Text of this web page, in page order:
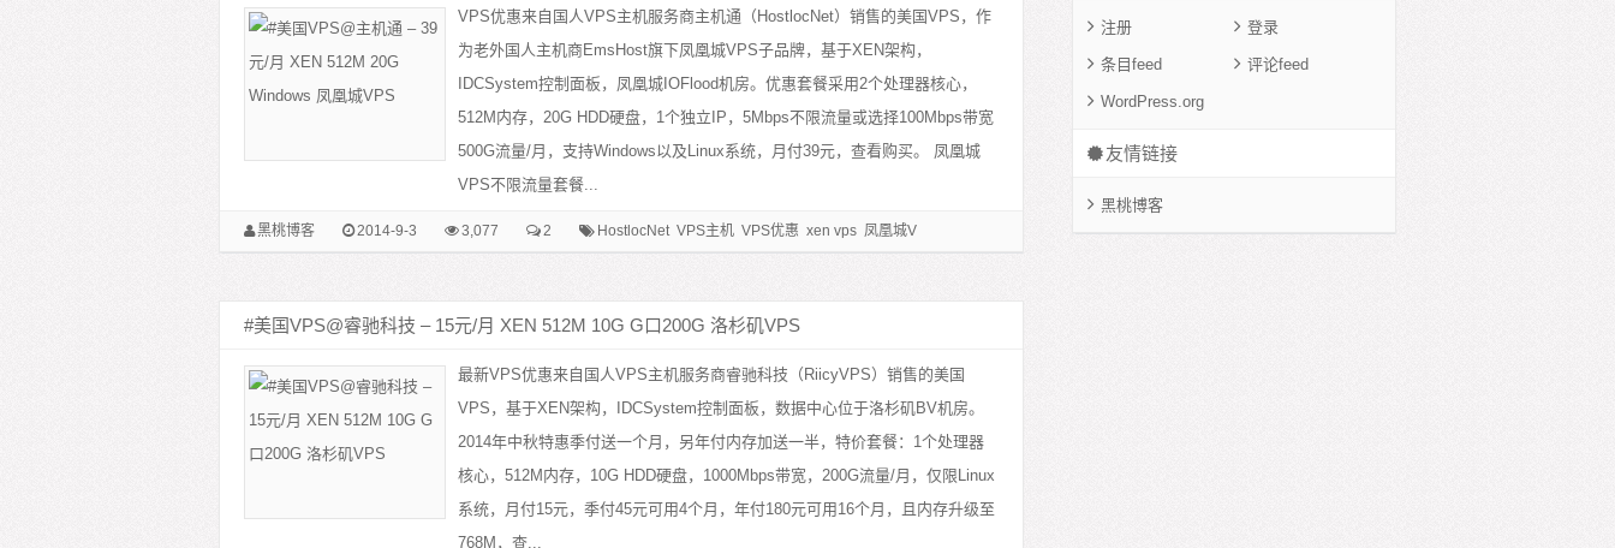
VPS优惠来自国人VPS主机服务商主机通（HostlocNet）销售的美国VPS，作
为老外国人主机商EmsHost旗下凤凰城VPS子品牌，基于XEN架构，
IDCSystem控制面板，凤凰城IOFlood机房。优惠套餐采用2个处理器核心，
512M内存，20G HDD硬盘，1个独立IP，5Mbps不限流量或选择100Mbps带宽
500G流量/月，支持Windows以及Linux系统，月付39元，查看购买。 凤凰城
VPS不限流量套餐...
黑桃博客 2014-9-3 3,077 2 HostlocNet VPS主机 VPS优惠 xen vps 凤凰城VPS
#美国VPS@睿驰科技 – 15元/月 XEN 512M 10G G口200G 洛杉矶VPS
最新VPS优惠来自国人VPS主机服务商睿驰科技（RiicyVPS）销售的美国
VPS，基于XEN架构，IDCSystem控制面板，数据中心位于洛杉矶BV机房。
2014年中秋特惠季付送一个月，另年付内存加送一半，特价套餐：1个处理器
核心，512M内存，10G HDD硬盘，1000Mbps带宽，200G流量/月，仅限Linux
系统，月付15元，季付45元可用4个月，年付180元可用16个月，且内存升级至
768M，查...
注册 登录
条目feed 评论feed
WordPress.org
友情链接
黑桃博客